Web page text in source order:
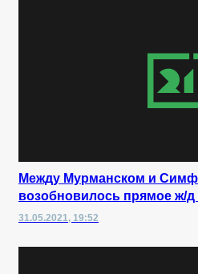
Между Мурманском и
возобновилось прямое ж/
31.05.2021, 19:52